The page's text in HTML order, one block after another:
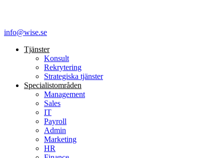
info@wise.se
Tjänster
Konsult
Rekrytering
Strategiska tjänster
Specialist­områden
Management
Sales
IT
Payroll
Admin
Marketing
HR